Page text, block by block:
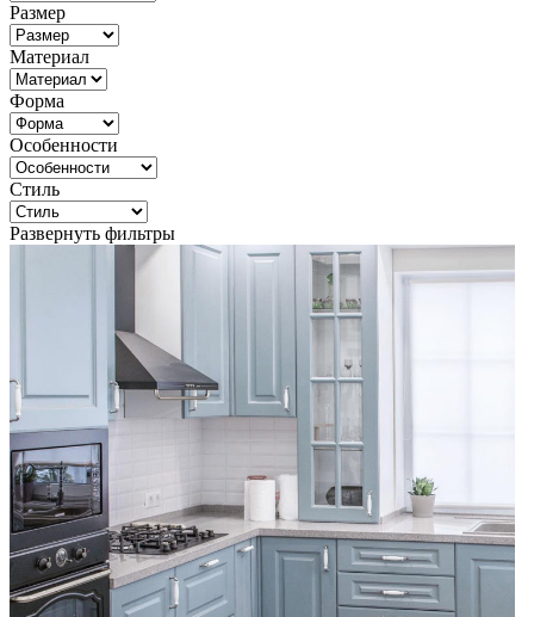
Размер
Материал
Форма
Особенности
Стиль
Развернуть фильтры